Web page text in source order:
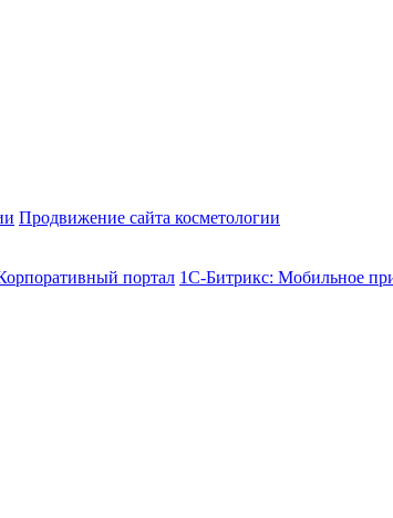
Продвижение сайта косметологии
портал 1С-Битрикс: Мобильное